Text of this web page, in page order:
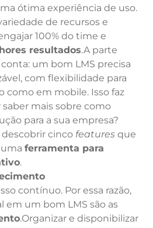
ótima experiência de uso.
de recursos e
100% do time e
resultados.A parte
um bom LMS precisa
com flexibilidade para
como em mobile. Isso faz
mais sobre como
para a sua empresa?
cinco features que
ferramenta para
.
contínuo. Por essa razão,
em um bom LMS são as
.Organizar e disponibilizar